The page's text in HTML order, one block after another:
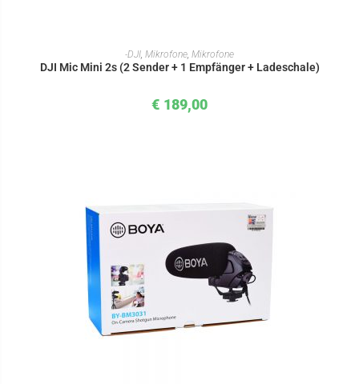
IN DEN WARENKORB
-DJI Mikrofone Mikrofone
DJI Mic Mini 2s (2 Sender + 1 Empfänger + Ladeschale)
€ 189,00